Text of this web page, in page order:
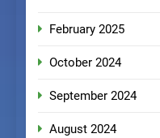
February 2025
October 2024
September 2024
August 2024